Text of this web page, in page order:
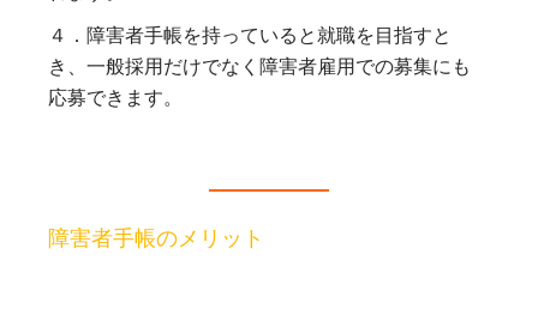
４．障害者手帳を持っていると就職を目指すと
き、一般採用だけでなく障害者雇用での募集にも
応募できます。
障害者手帳のメリット